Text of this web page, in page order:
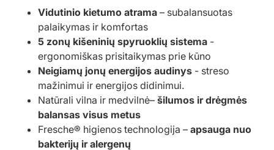
Vidutinio kietumo atrama – subalansuotas
palaikymas ir komfortas
5 zonų kišeninių spyruoklių sistema -
ergonomiškas prisitaikymas prie kūno
Neigiamų jonų energijos audinys - streso
mažinimui ir energijos didinimui.
Natūrali vilna ir medvilnė–šilumos ir drėgmės
balansas visus metus
Fresche® higienos technologija –apsauga nuo
bakterijų ir alergenų